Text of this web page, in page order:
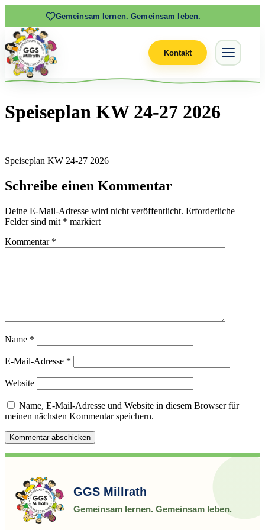
Gemeinsam lernen. Gemeinsam leben.
Kontakt
Speiseplan KW 24-27 2026
Speiseplan KW 24-27 2026
Schreibe einen Kommentar
Deine E-Mail-Adresse wird nicht veröffentlicht. Erforderliche
Felder sind mit * markiert
Kommentar *
Name *
E-Mail-Adresse *
Website
Name, E-Mail-Adresse und Website in diesem Browser für
meinen nächsten Kommentar speichern.
GGS Millrath
Gemeinsam lernen. Gemeinsam leben.